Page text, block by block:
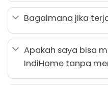
Bagaimana jika
Apakah saya bisa
IndiHome tanpa